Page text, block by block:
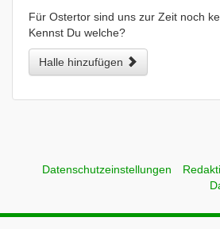
Für Ostertor sind uns zur Zeit noch
Kennst Du welche?
Halle hinzufügen
Datenschutzeinstellungen